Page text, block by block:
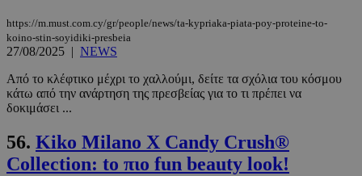
https://m.must.com.cy/gr/people/news/ta-kypriaka-piata-poy-proteine-to-
koino-stin-soyidiki-presbeia
27/08/2025 | NEWS
Από το κλέφτικο μέχρι το χαλλούμι, δείτε τα σχόλια του κόσμου
κάτω από την ανάρτηση της πρεσβείας για το τι πρέπει να
δοκιμάσει ...
56. Kiko Milano X Candy Crush®
Collection: tο πιο fun beauty look!
PHPSESSID
PHP.net
www.must.com.cy
συνεδρία